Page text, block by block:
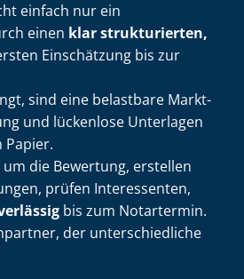
einfach nur ein
einen klar strukturierten,
Einschätzung bis zur
sind eine belastbare Markt­
und lückenlose Unterlagen
Papier.
die Bewertung, erstellen
prüfen Interessenten,
bis zum Notartermin.
der un­ter­schied­li­che